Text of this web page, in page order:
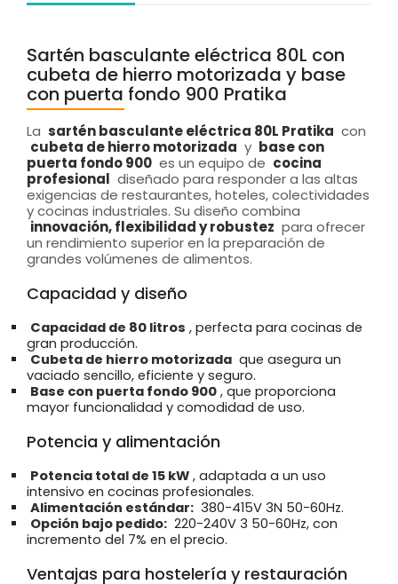
Sartén basculante eléctrica 80L con
cubeta de hierro motorizada y base
con puerta fondo 900 Pratika
La sartén basculante eléctrica 80L Pratika con
cubeta de hierro motorizada y base con
puerta fondo 900 es un equipo de cocina
profesional diseñado para responder a las altas
exigencias de restaurantes, hoteles, colectividades
y cocinas industriales. Su diseño combina
innovación, flexibilidad y robustez para ofrecer
un rendimiento superior en la preparación de
grandes volúmenes de alimentos.
Capacidad y diseño
Capacidad de 80 litros , perfecta para cocinas de
gran producción.
Cubeta de hierro motorizada que asegura un
vaciado sencillo, eficiente y seguro.
Base con puerta fondo 900 , que proporciona
mayor funcionalidad y comodidad de uso.
Potencia y alimentación
Potencia total de 15 kW , adaptada a un uso
intensivo en cocinas profesionales.
Alimentación estándar: 380-415V 3N 50-60Hz.
Opción bajo pedido: 220-240V 3 50-60Hz, con
incremento del 7% en el precio.
Ventajas para hostelería y restauración